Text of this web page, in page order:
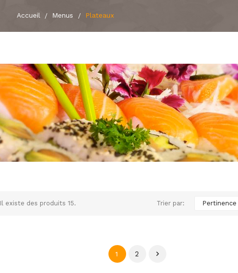
Accueil Menus Plateaux
Il existe des produits 15. Trier par: Pertinence
1 2 